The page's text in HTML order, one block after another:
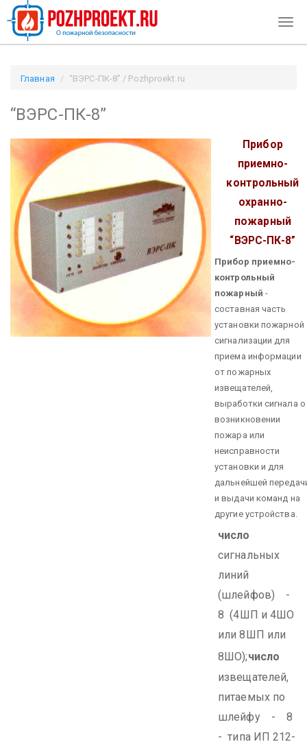
Главная “ВЭРС-ПК-8” / Pozhproekt.ru
“ВЭРС-ПК-8”
Прибор
приемно-
контрольный
охранно-
пожарный
“ВЭРС-ПК-8”
Прибор приемно-
контрольный
пожарный -
составная часть
установки пожарной
сигнализации для
приема информации
от пожарных
извещателей,
выработки сигнала о
возникновении
пожара или
неисправности
установки и для
дальнейшей
и выдачи команд на
другие устройства.
число
сигнальных
линий
(шлейфов) -
8 (4ШП и 4ШО
или 8ШП или
8ШО);число
извещателей,
питаемых по
шлейфу - 8
- типа ИП 212-